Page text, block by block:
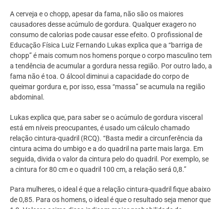
A cerveja e o chopp, apesar da fama, não são os maiores
causadores desse acúmulo de gordura. Qualquer exagero no
consumo de calorias pode causar esse efeito. O profissional de
Educação Física Luiz Fernando Lukas explica que a “barriga de
chopp” é mais comum nos homens porque o corpo masculino tem
a tendência de acumular a gordura nessa região. Por outro lado, a
fama não é toa. O álcool diminui a capacidade do corpo de
queimar gordura e, por isso, essa “massa” se acumula na região
abdominal.
Lukas explica que, para saber se o acúmulo de gordura visceral
está em níveis preocupantes, é usado um cálculo chamado
relação cintura-quadril (RCQ). “Basta medir a circunferência da
cintura acima do umbigo e a do quadril na parte mais larga. Em
seguida, divida o valor da cintura pelo do quadril. Por exemplo, se
a cintura for 80 cm e o quadril 100 cm, a relação será 0,8.”
Para mulheres, o ideal é que a relação cintura-quadril fique abaixo
de 0,85. Para os homens, o ideal é que o resultado seja menor que